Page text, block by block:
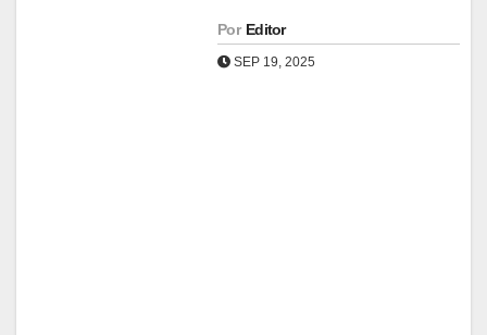
Por Editor
SEP 19, 2025